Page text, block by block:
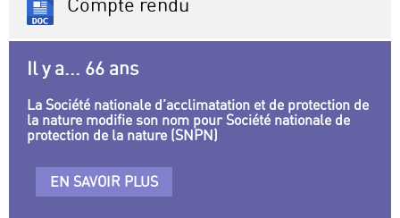
Compte rendu
Il y a... 66 ans
La Société nationale d’acclimatation et de protection de
la nature modifie son nom pour Société nationale de
protection de la nature (SNPN)
EN SAVOIR PLUS